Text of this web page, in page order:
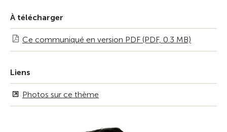
À télécharger
Ce communiqué en version PDF (PDF, 0.3 MB)
Liens
Photos sur ce thème